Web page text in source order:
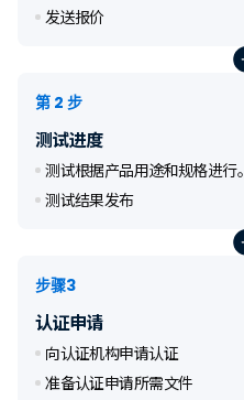
发送报价
第 2 步
测试进度
测试根据产品用途和规格进行。
测试结果发布
步骤3
认证申请
向认证机构申请认证
准备认证申请所需文件